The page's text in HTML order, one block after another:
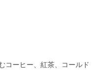
コーヒー、紅茶、コールド